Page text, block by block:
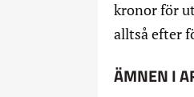
kronor för
alltså efter
ÄMNEN I